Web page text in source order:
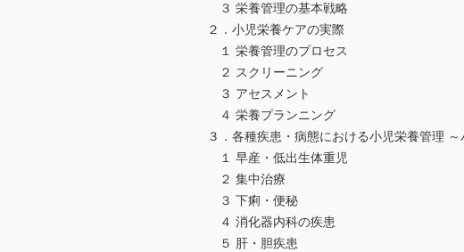
３ 栄養管理の基本戦略
２．小児栄養ケアの実際
１ 栄養管理のプロセス
２ スクリーニング
３ アセスメント
４ 栄養プランニング
３．各種疾患・病態における小児栄養管理
１ 早産・低出生体重児
２ 集中治療
３ 下痢・便秘
４ 消化器内科の疾患
５ 肝・胆疾患